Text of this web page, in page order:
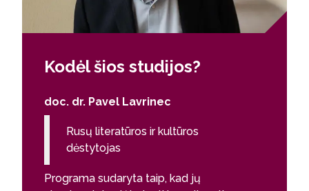
Kodėl šios studijos?
doc. dr. Pavel Lavrinec
Rusų literatūros ir kultūros
dėstytojas
Programa sudaryta taip, kad jų